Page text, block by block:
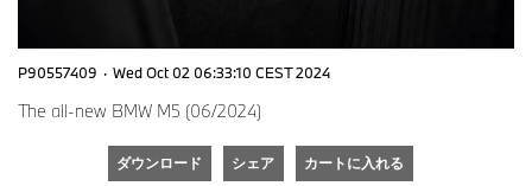
P90557409 · Wed Oct 02 06:33:10 CEST 2024
The all-new BMW M5 (06/2024)
ダウンロード シェア カートに入れる